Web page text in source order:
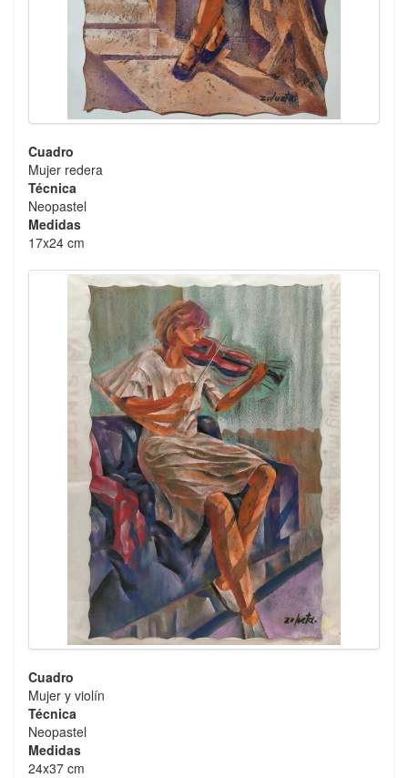
Cuadro
Mujer redera
Técnica
Neopastel
Medidas
17x24 cm
Cuadro
Mujer y violín
Técnica
Neopastel
Medidas
24x37 cm